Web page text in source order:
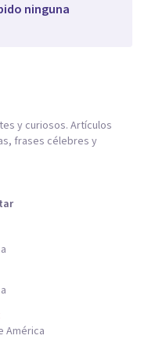
ninguna
y curiosos. Artículos
frases célebres y
América